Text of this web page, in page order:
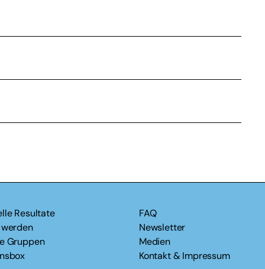
Resultate
Gruppen
FAQ
Newsletter
Medien
Kontakt & Impressum